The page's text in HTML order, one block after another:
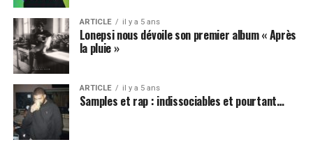
ARTICLE il y a 5 ans
Lonepsi nous dévoile son premier album « Après
la pluie »
ARTICLE il y a 5 ans
Samples et rap : indissociables et pourtant…